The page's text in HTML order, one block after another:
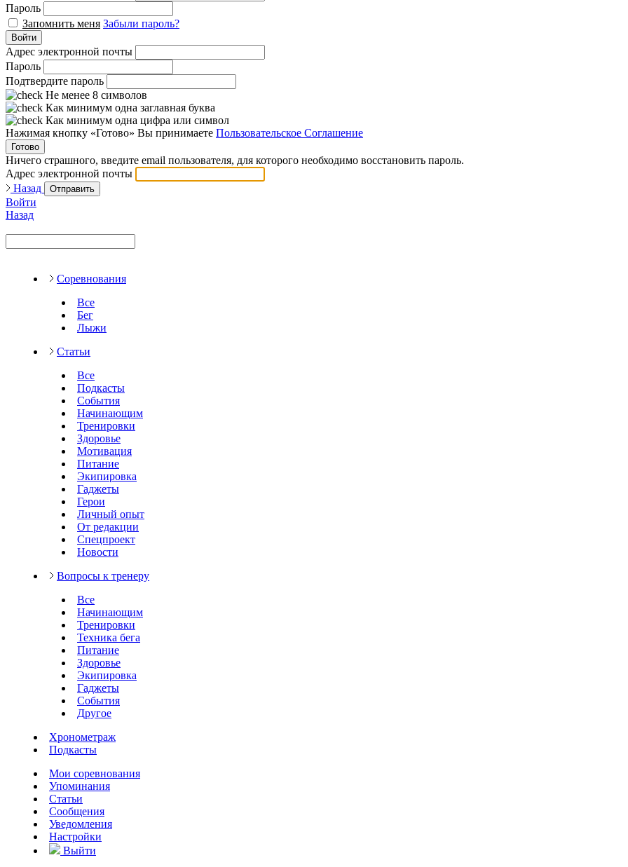
Пароль
Запомнить меня Забыли пароль?
Войти
Адрес электронной почты
Пароль
Подтвердите пароль
Не менее 8 символов
Как минимум одна заглавная буква
Как минимум одна цифра или символ
Нажимая кнопку «Готово» Вы принимаете Пользовательское Соглашение
Готово
Ничего страшного, введите email пользователя, для которого необходимо восстановить пароль.
Адрес электронной почты
Назад
Отправить
Войти
Назад
Соревнования
Все
Бег
Лыжи
Статьи
Все
Подкасты
События
Начинающим
Тренировки
Здоровье
Мотивация
Питание
Экипировка
Гаджеты
Герои
Личный опыт
От редакции
Спецпроект
Новости
Вопросы к тренеру
Все
Начинающим
Тренировки
Техника бега
Питание
Здоровье
Экипировка
Гаджеты
События
Другое
Хронометраж
Подкасты
Мои соревнования
Упоминания
Статьи
Сообщения
Уведомления
Настройки
Выйти